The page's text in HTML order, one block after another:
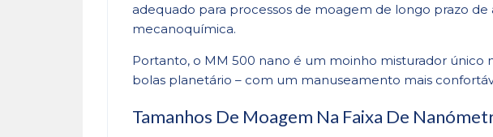
adequado para processos de moagem de longo prazo
mecanoquímica.
Portanto, o MM 500 nano é um moinho misturador
bolas planetário – com um manuseamento mais
Tamanhos De Moagem Na Faixa De